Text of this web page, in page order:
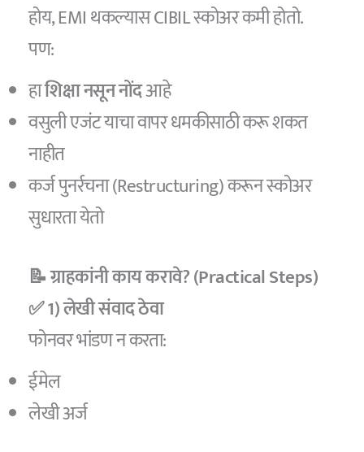
होय, EMI थकल्यास CIBIL स्कोअर कमी होतो.
पण:
हाशिक्षा नसून नोंदआहे
वसुली एजंट याचा वापर धमकीसाठी करू शकत
नाहीत
कर्ज पुनर्रचना (Restructuring) करून स्कोअर
सुधारता येतो
📝 ग्राहकांनी काय करावे? (Practical Steps)
✅ 1) लेखी संवाद ठेवा
फोनवर भांडण न करता:
ईमेल
लेखी अर्ज